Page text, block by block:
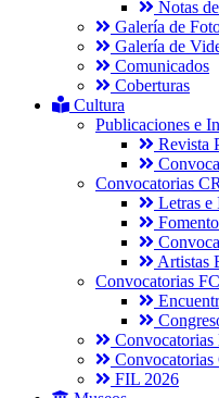
Notas
Galería de
Galería de
Comunicados
Coberturas
Cultura
Publicaciones e
Revista
Convocatorias
Letras e
Artistas
Convocatorias
Convocatorias
FIL 2026